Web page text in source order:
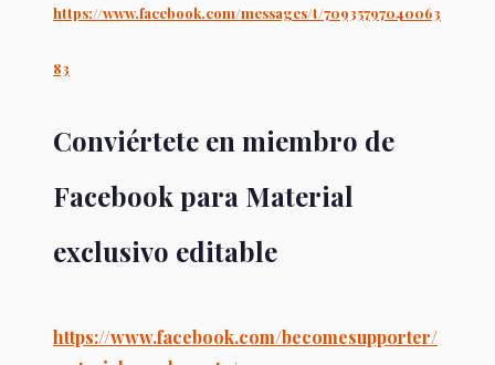
https://www.facebook.com/messages/t/70935797040063
83
Conviértete en miembro de
Facebook para Material
exclusivo editable
https://www.facebook.com/becomesupporter/